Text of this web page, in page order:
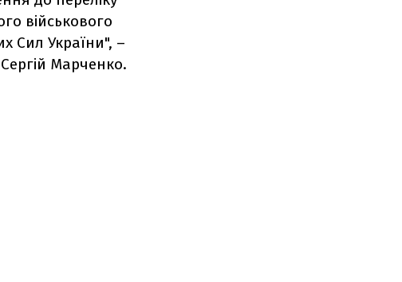
військового
Сил України", –
Марченко.